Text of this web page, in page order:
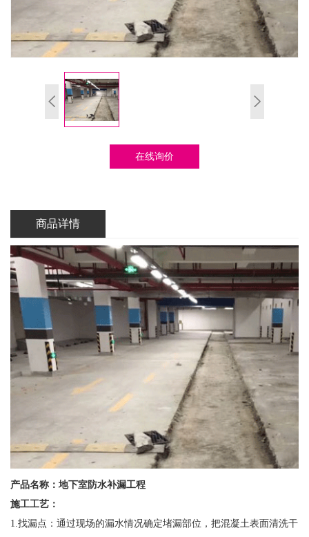
在线询价
商品详情
产品名称： 地下室防水补漏工程
施工工艺：
1.找漏点：通过现场的漏水情况确定堵漏部位，把混凝土表面清洗干